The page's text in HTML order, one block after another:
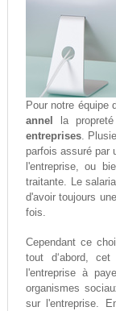
Pour notre équipe
annel
la
entreprises.
parfois assuré par
l'entreprise, ou
traitante. Le
d'avoir toujours
fois.
Cependant ce
tout d‘abord,
l'entreprise à
organismes
sur l'entreprise.